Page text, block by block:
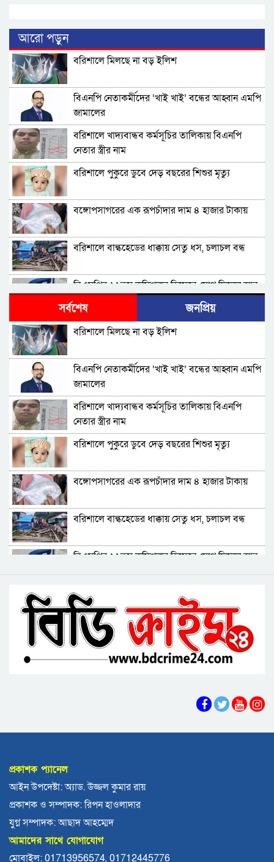
আরো পড়ুন
বরিশালে মিলছে না বড় ইলিশ
বিএনপি নেতাকর্মীদের ‘খাই খাই’ বন্ধের আহ্বান এমপি
জামালের
বরিশালে খাদ্যবান্ধব কর্মসূচির তালিকায় বিএনপি
নেতার স্ত্রীর নাম
বরিশালে পুকুরে ডুবে দেড় বছরের শিশুর মৃত্যু
বঙ্গোপসাগরের এক রূপচাঁদার দাম ৪ হাজার টাকায়
বরিশালে বাল্কহেডের ধাক্কায় সেতু ধস, চলাচল বন্ধ
বিএমপির ২২তম কমিশনার হিসেবে যোগ দিলেন আবু
রায়হান মুহম্মদ সালেহ
বরিশাল থেকে যেন কোনো রোগীকে ঢাকায় যেতে না
হয়: ড. জিয়াউদ্দিন
পটুয়াখালীতে কুকুরকে পিটিয়ে হত্যা, আসামীকে ২০
হাজার টাকা জরিমানা
ফ্যাসিবাদ গোষ্ঠীর কারণেই ব্যাংকে টাকা নেই: গণপূর্ত
প্রতিমন্ত্রী
ভোলায় পঞ্চম শ্রেণির ছাত্রীকে সংঘবদ্ধ ধর্ষণের
অভিযোগ, গ্রেপ্তার ৩
বরিশালে রাস্তার পাশ থেকে ৯ বস্তা সরকারি কম্বল
উদ্ধার
লোডশেডিংয়ে বিপর্যস্ত কুয়াকাটা, মুখ থুবড়ে পড়ছে
পর্যটন ব্যবসা
বরগুনায় মৃত ভেবে মিলাদ, ১৭ বছর পর বাড়ি ফিরলেন
সর্বশেষ জনপ্রিয়
বরিশালে মিলছে না বড় ইলিশ
বিএনপি নেতাকর্মীদের ‘খাই খাই’ বন্ধের আহ্বান এমপি
জামালের
বরিশালে খাদ্যবান্ধব কর্মসূচির তালিকায় বিএনপি
নেতার স্ত্রীর নাম
বরিশালে পুকুরে ডুবে দেড় বছরের শিশুর মৃত্যু
বঙ্গোপসাগরের এক রূপচাঁদার দাম ৪ হাজার টাকায়
বরিশালে বাল্কহেডের ধাক্কায় সেতু ধস, চলাচল বন্ধ
বিএমপির ২২তম কমিশনার হিসেবে যোগ দিলেন আবু
বরিশাল থেকে যেন কোনো রোগীকে ঢাকায় যেতে না
হয়: ড. জিয়াউদ্দিন
পটুয়াখালীতে কুকুরকে পিটিয়ে হত্যা, আসামীকে ২০
হাজার টাকা জরিমানা
ভোলায় পঞ্চম শ্রেণির ছাত্রীকে সংঘবদ্ধ ধর্ষণের
লোডশেডিংয়ে বিপর্যস্ত কুয়াকাটা, মুখ থুবড়ে পড়ছে
পর্যটন ব্যবসা
বরগুনায় মৃত ভেবে মিলাদ, ১৭ বছর পর বাড়ি ফিরলেন
আলমগীর
ববি শিক্ষককে সাময়িক বরখাস্ত
প্রকাশক প্যানেল
আইন উপদেষ্টা: অ্যাড. উজ্জল কুমার রায়
প্রকাশক ও সম্পাদক: রিপন হাওলাদার
যুগ্ন সম্পাদক: আছাদ আহম্মেদ
আমাদের সাথে যোগাযোগ
মোবাইল: 01713956574, 01712445776